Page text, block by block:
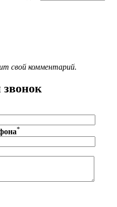
свой комментарий.
звонок
*